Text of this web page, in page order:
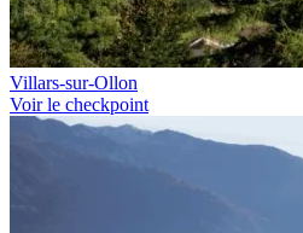
Villars-sur-Ollon
Voir le checkpoint